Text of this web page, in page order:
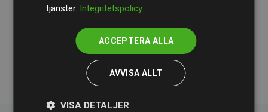
klimatprojekt i genomsnitt kompenserar för
de beräknade CO₂-utsläppenfrån
medlemswebbplatser – ett tydligt bevis på att vårt
arbetssätt ger mätbar klimatnytta.
tjänster. Integritetspolicy
ACCEPTERA ALLA
AVVISA ALLT
VISA DETALJER